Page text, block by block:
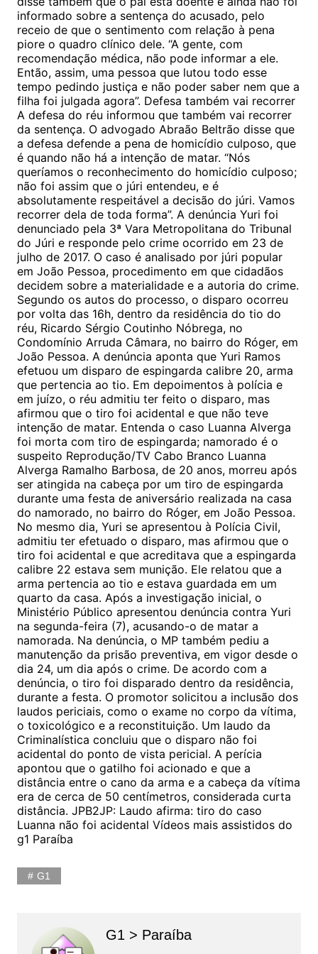
informado sobre a sentença do acusado, pelo
receio de que o sentimento com relação à pena
piore o quadro clínico dele. “A gente, com
recomendação médica, não pode informar a ele.
Então, assim, uma pessoa que lutou todo esse
tempo pedindo justiça e não poder saber nem que a
filha foi julgada agora”. Defesa também vai recorrer
A defesa do réu informou que também vai recorrer
da sentença. O advogado Abraão Beltrão disse que
a defesa defende a pena de homicídio culposo, que
é quando não há a intenção de matar. “Nós
queríamos o reconhecimento do homicídio culposo;
não foi assim que o júri entendeu, e é
absolutamente respeitável a decisão do júri. Vamos
recorrer dela de toda forma”. A denúncia Yuri foi
denunciado pela 3ª Vara Metropolitana do Tribunal
do Júri e responde pelo crime ocorrido em 23 de
julho de 2017. O caso é analisado por júri popular
em João Pessoa, procedimento em que cidadãos
decidem sobre a materialidade e a autoria do crime.
Segundo os autos do processo, o disparo ocorreu
por volta das 16h, dentro da residência do tio do
réu, Ricardo Sérgio Coutinho Nóbrega, no
Condomínio Arruda Câmara, no bairro do Róger, em
João Pessoa. A denúncia aponta que Yuri Ramos
efetuou um disparo de espingarda calibre 20, arma
que pertencia ao tio. Em depoimentos à polícia e
em juízo, o réu admitiu ter feito o disparo, mas
afirmou que o tiro foi acidental e que não teve
intenção de matar. Entenda o caso Luanna Alverga
foi morta com tiro de espingarda; namorado é o
suspeito Reprodução/TV Cabo Branco Luanna
Alverga Ramalho Barbosa, de 20 anos, morreu após
ser atingida na cabeça por um tiro de espingarda
durante uma festa de aniversário realizada na casa
do namorado, no bairro do Róger, em João Pessoa.
No mesmo dia, Yuri se apresentou à Polícia Civil,
admitiu ter efetuado o disparo, mas afirmou que o
tiro foi acidental e que acreditava que a espingarda
calibre 22 estava sem munição. Ele relatou que a
arma pertencia ao tio e estava guardada em um
quarto da casa. Após a investigação inicial, o
Ministério Público apresentou denúncia contra Yuri
na segunda-feira (7), acusando-o de matar a
namorada. Na denúncia, o MP também pediu a
manutenção da prisão preventiva, em vigor desde o
dia 24, um dia após o crime. De acordo com a
denúncia, o tiro foi disparado dentro da residência,
durante a festa. O promotor solicitou a inclusão dos
laudos periciais, como o exame no corpo da vítima,
o toxicológico e a reconstituição. Um laudo da
Criminalística concluiu que o disparo não foi
acidental do ponto de vista pericial. A perícia
apontou que o gatilho foi acionado e que a
distância entre o cano da arma e a cabeça da vítima
era de cerca de 50 centímetros, considerada curta
distância. JPB2JP: Laudo afirma: tiro do caso
Luanna não foi acidental Vídeos mais assistidos do
g1 Paraíba
G1
G1 > Paraíba